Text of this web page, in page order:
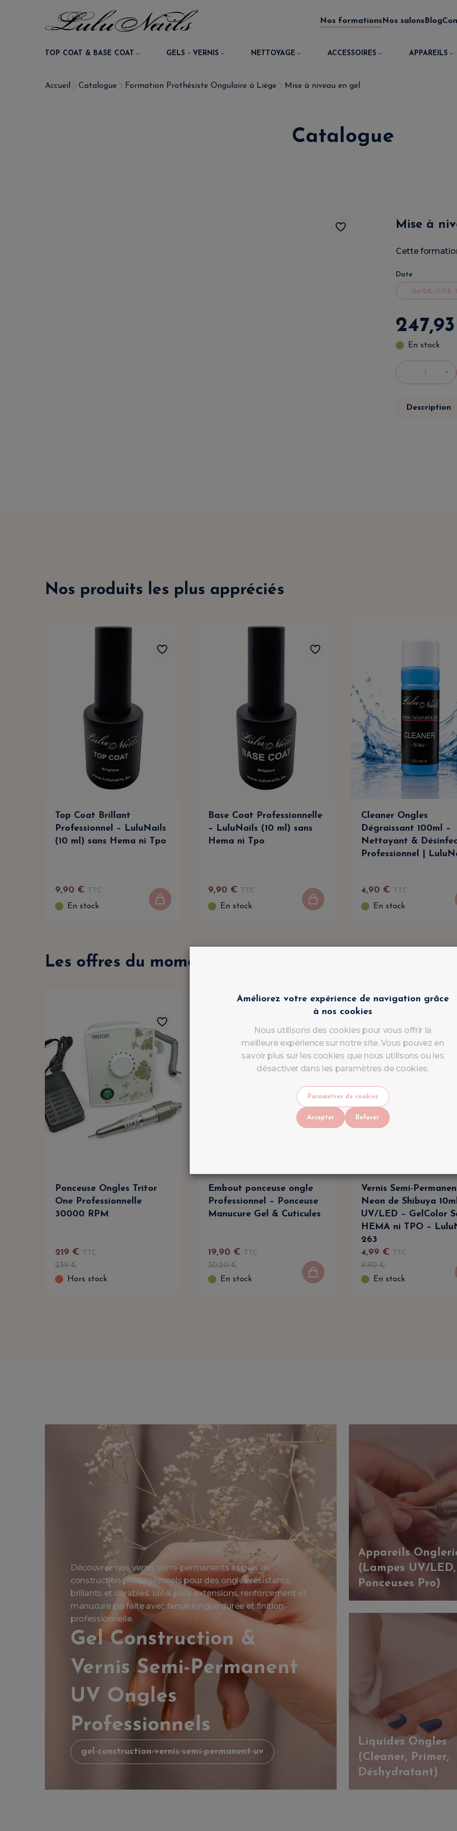
Nos formationsNos salons Blog
TOP COAT & BASE COAT GELS - VERNIS NETTOYAGE ACCESSOIRES APPAREILS
Accueil Catalogue Formation Prothésiste Ongulaire à Liège Mise à niveau en gel
Catalogue
Mise à
Cette
Date
247,93
En stock
- +
Description
Nos produits les plus appréciés
Top Coat Brillant
Professionnel – LuluNails
(10 ml) sans Hema ni Tpo
9,90 € TTC
En stock
Base Coat Professionnelle
– LuluNails (10 ml) sans
Hema ni Tpo
9,90 € TTC
En stock
Cleaner Ongles
Dégraissant 100ml –
Nettoyant &
Professionnel |
4,90 € TTC
En stock
Les offres du moment
Ponceuse Ongles Tritor
One Professionnelle
30000 RPM
219 € TTC
239€
Hors stock
Embout ponceuse ongle
Professionnel – Ponceuse
Manucure Gel & Cuticules
19,90 € TTC
30,20€
En stock
Vernis Semi-
Neon de Shibuya 10ml
UV/LED – GelColor
HEMA ni TPO –
263
4,99 € TTC
9,90€
En stock
Découvrez nos vernis semi-permanents et gels de
construction professionnels pour des ongles résistants,
brillants et durables. Idéal pour extensions, renforcement et
manucure parfaite avec tenue longue durée et finition
professionnelle.
Gel Construction &
Vernis Semi-Permanent
UV Ongles
Professionnels
gel-construction-vernis-semi-permanent-uv
Appareils
(Lampes UV/LED,
Ponceuses Pro)
Liquides Ongles
(Cleaner, Primer,
Déshydratant)
Améliorez votre expérience de navigation grâce
à nos cookies
Nous utilisons des cookies pour vous offrir la
meilleure expérience sur notre site. Vous pouvez en
savoir plus sur les cookies que nous utilisons ou les
désactiver dans les paramètres de cookies.
Paramètres de cookies
Accepter Refuser